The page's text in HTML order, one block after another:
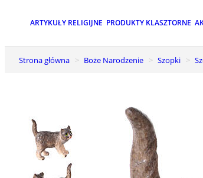
ARTYKUŁY RELIGIJNE PRODUKTY KLASZTORNE
Strona główna Boże Narodzenie Szopki